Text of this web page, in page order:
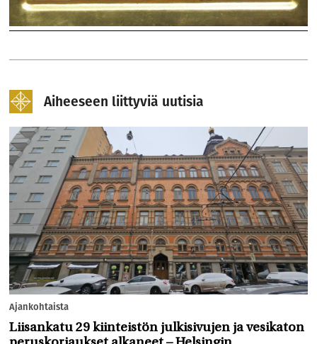
Aiheeseen liittyviä uutisia
Ajankohtaista
Liisankatu 29 kiinteistön julkisivujen ja vesikaton